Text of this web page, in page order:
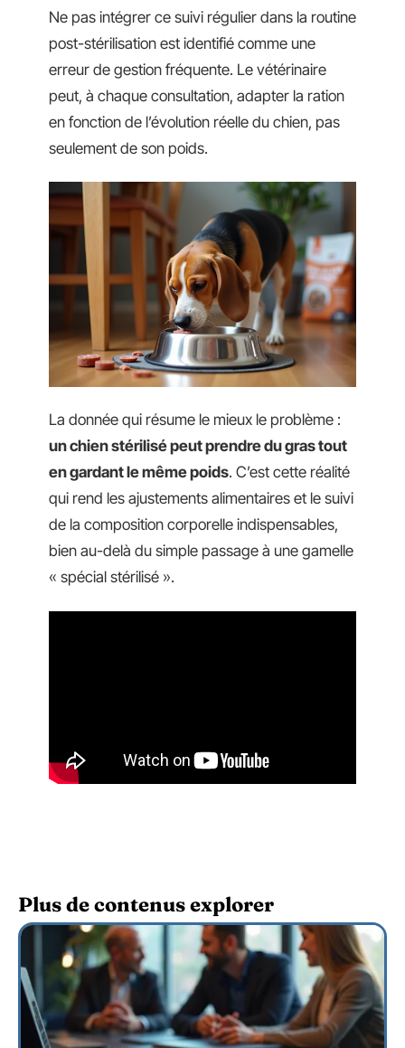
Ne pas intégrer ce suivi régulier dans la routine
post-stérilisation est identifié comme une
erreur de gestion fréquente. Le vétérinaire
peut, à chaque consultation, adapter la ration
en fonction de l’évolution réelle du chien, pas
seulement de son poids.
La donnée qui résume le mieux le problème :
un chien stérilisé peut prendre du gras tout
en gardant le même poids. C’est cette réalité
qui rend les ajustements alimentaires et le suivi
de la composition corporelle indispensables,
bien au-delà du simple passage à une gamelle
« spécial stérilisé ».
Plus de contenus explorer